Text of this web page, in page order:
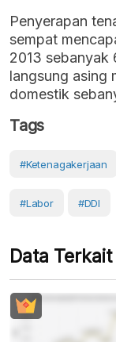
Penyerapan
sempat
2013 sebanyak
langsung asing
domestik
Tags
#Ketenagakerjaan
#Labor #DDI
Data Terkait